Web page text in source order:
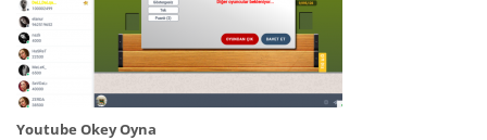
Youtube Okey Oyna